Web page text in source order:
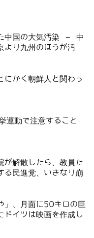
中国の大気汚染 – 中
より九州のほうが汚
にかく朝鮮人と関わっ
運動で注意すること
が解散したら、教員た
る民進党、いきなり崩
」、月面に50キロの巨
ドイツは映画を作成し